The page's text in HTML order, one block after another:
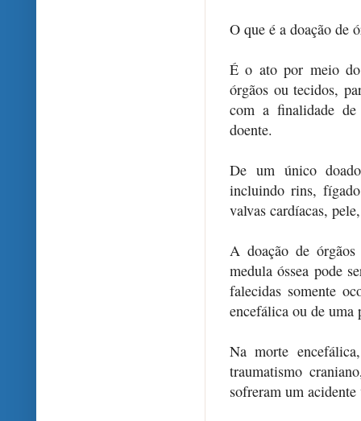
O que é a doação de
É o ato por meio do
órgãos ou tecidos,
com a finalidade
doente.
De um único
incluindo rins,
valvas cardíacas,
A doação de
medula óssea pode
falecidas somente
encefálica ou de uma
Na morte
traumatismo
sofreram um